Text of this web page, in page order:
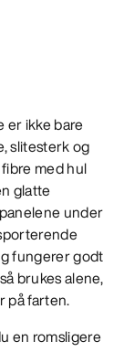
er ikke bare
slitesterk og
med hul
glatte
under
fungerer godt
brukes alene,
på farten.
en romsligere